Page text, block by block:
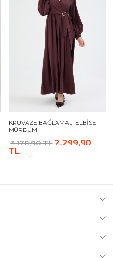
KRUVAZE BAĞLAMALI ELBISE -
MÜRDÜM
3.170,90 TL 2.299,90
TL